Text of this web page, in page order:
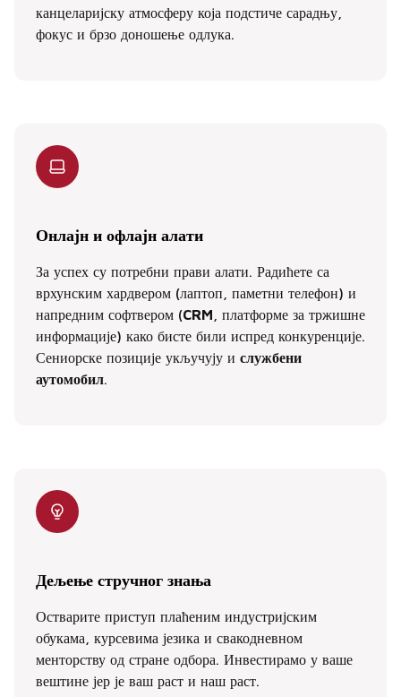
канцеларијску атмосферу која подстиче сарадњу,
фокус и брзо доношење одлука.
Онлајн и офлајн алати
За успех су потребни прави алати. Радићете са
врхунским хардвером (лаптоп, паметни телефон) и
напредним софтвером (CRM , платформе за тржишне
информације) како бисте били испред конкуренције.
Сениорске позиције укључују и службени
аутомобил.
Дељење стручног знања
Остварите приступ плаћеним индустријским
обукама, курсевима језика и свакодневном
менторству од стране одбора. Инвестирамо у ваше
вештине јер је ваш раст и наш раст.